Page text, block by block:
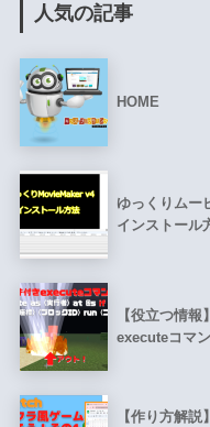
人気の記事
HOME
ゆっくりムー
インストール
【役立つ情
executeコマ
【作り方解